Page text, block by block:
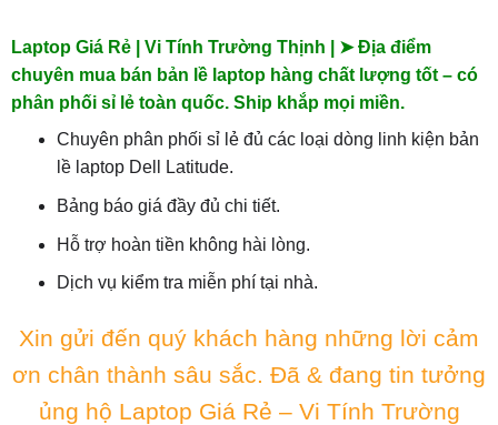
Laptop Giá Rẻ | Vi Tính Trường Thịnh | ➤ Địa điểm
chuyên mua bán bản lề laptop hàng chất lượng tốt – có
phân phối sỉ lẻ toàn quốc. Ship khắp mọi miền.
Chuyên phân phối sỉ lẻ đủ các loại dòng linh kiện bản
lề laptop Dell Latitude.
Bảng báo giá đầy đủ chi tiết.
Hỗ trợ hoàn tiền không hài lòng.
Dịch vụ kiểm tra miễn phí tại nhà.
Xin gửi đến quý khách hàng những lời cảm
ơn chân thành sâu sắc. Đã & đang tin tưởng
ủng hộ Laptop Giá Rẻ – Vi Tính Trường